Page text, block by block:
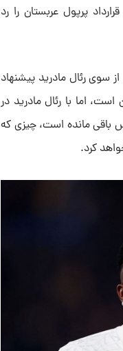
پرپول عربستان را رد
سوی رئال مادرید پیشنهاد
اما با رئال مادرید در
باقی مانده است، چیزی که
کرد.